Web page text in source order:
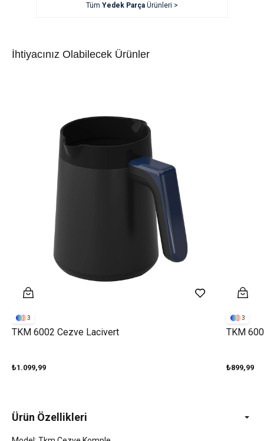
Tüm Yedek ParçaÜrünleri >
İhtiyacınız Olabilecek Ürünler
TKM 6002 Cezve Lacivert
₺1.099,99
3
TKM
₺899,99
3
Ürün Özellikleri